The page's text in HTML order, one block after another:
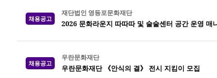
채용공고
재단법인 영등포문화재단
2026 문화라운지 따따따 및 술술센터 공간 운영 매
채용공고
우란문화재단
우란문화재단 《안식의 결》 전시 지킴이 모집